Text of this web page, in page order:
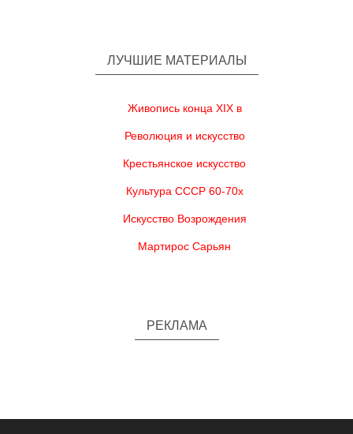
ЛУЧШИЕ МАТЕРИАЛЫ
Живопись конца XIX в
Революция и искусство
Крестьянское искусство
Культура СССР 60-70х
Искусство Возрождения
Мартирос Сарьян
РЕКЛАМА